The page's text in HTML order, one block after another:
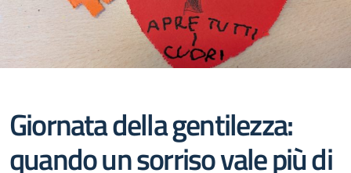
Giornata della gentilezza:
quando un sorriso vale più di